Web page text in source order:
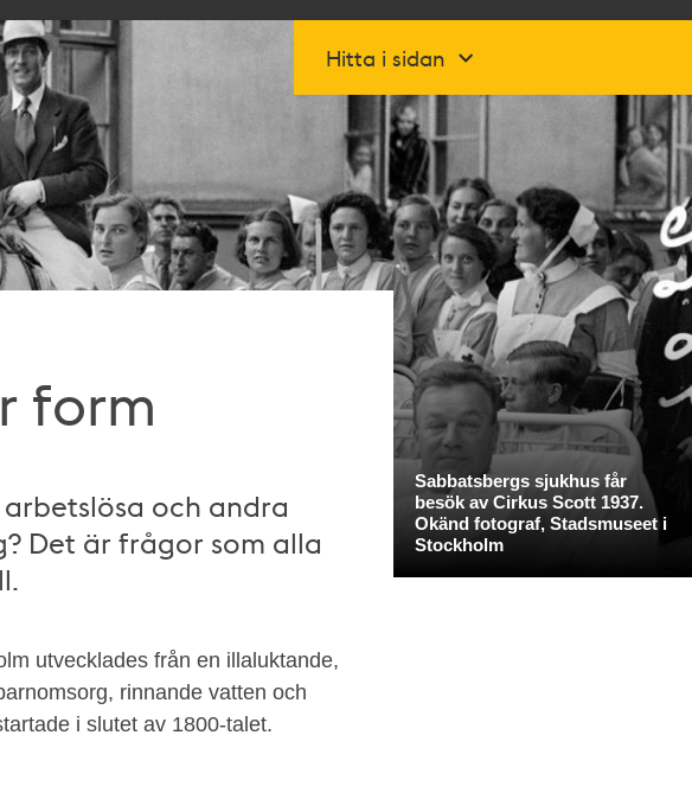
Hitta i sidan
form
och andra
Det är frågor som alla
utvecklades från en illaluktande,
rinnande vatten och
i slutet av 1800-talet.